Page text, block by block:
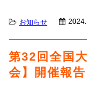
お知らせ
第32回全国
会】開催報告